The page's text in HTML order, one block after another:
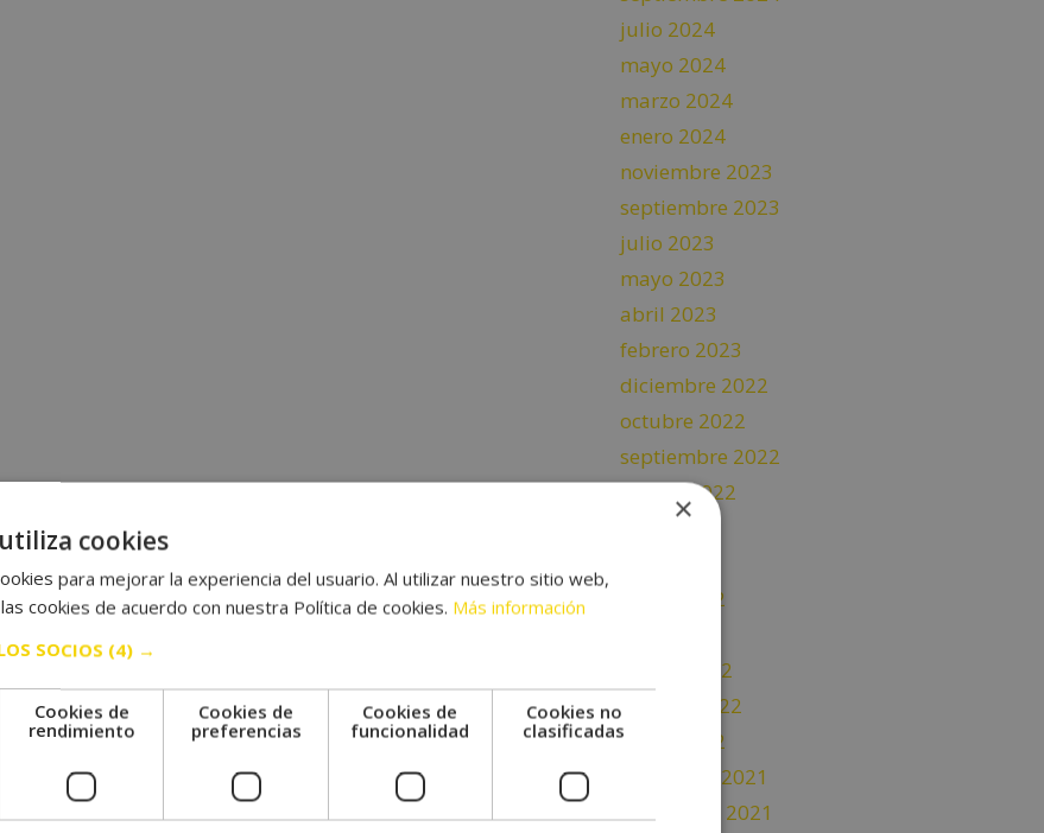
julio 2024
mayo 2024
marzo 2024
enero 2024
noviembre 2023
septiembre 2023
julio 2023
mayo 2023
abril 2023
febrero 2023
diciembre 2022
octubre 2022
septiembre 2022
agosto 2022
mayo 2022
marzo 2022
febrero 2022
enero 2022
diciembre 2021
noviembre 2021
×
cookies
para mejorar la experiencia del usuario. Al utilizar nuestro sitio web,
cookies de acuerdo con nuestra Política de cookies. Más información
SOCIOS (4) →
Cookies de
rendimiento
Cookies de
preferencias
Cookies de
funcionalidad
Cookies no
clasificadas